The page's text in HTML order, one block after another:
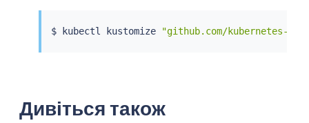
$ kubectl kustomize "github.com/kubernetes-
Дивіться також